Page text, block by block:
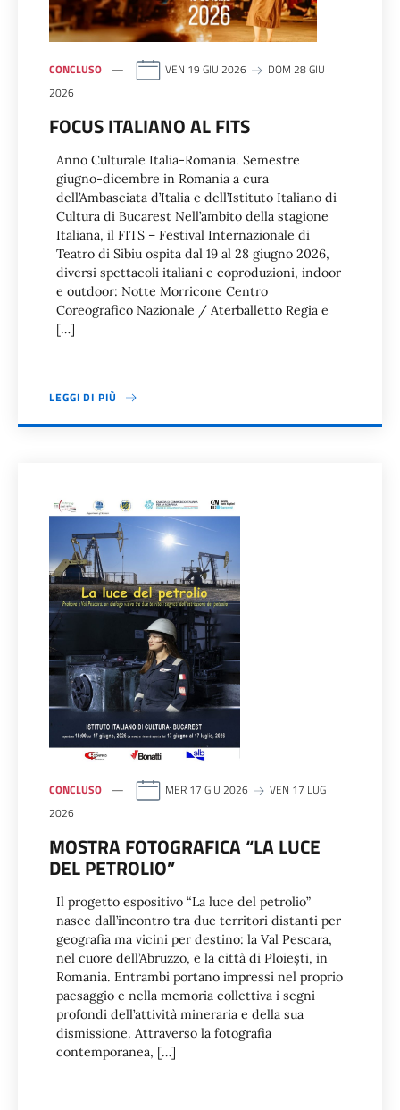
CONCLUSO VEN 19 GIU 2026
DOM 28 GIU
2026
FOCUS ITALIANO AL FITS
Anno Culturale Italia-Romania. Semestre
giugno-dicembre in Romania a cura
dell’Ambasciata d’Italia e dell’Istituto Italiano di
Cultura di Bucarest Nell’ambito della stagione
Italiana, il FITS – Festival Internazionale di
Teatro di Sibiu ospita dal 19 al 28 giugno 2026,
diversi spettacoli italiani e coproduzioni, indoor
e outdoor: Notte Morricone Centro
Coreografico Nazionale / Aterballetto Regia e
[…]
LEGGI DI PIÙ
CONCLUSO MER 17 GIU 2026
VEN 17 LUG
2026
MOSTRA FOTOGRAFICA “LA LUCE
DEL PETROLIO”
Il progetto espositivo “La luce del petrolio”
nasce dall’incontro tra due territori distanti per
geografia ma vicini per destino: la Val Pescara,
nel cuore dell’Abruzzo, e la città di Ploiești, in
Romania. Entrambi portano impressi nel proprio
paesaggio e nella memoria collettiva i segni
profondi dell’attività mineraria e della sua
dismissione. Attraverso la fotografia
contemporanea, […]